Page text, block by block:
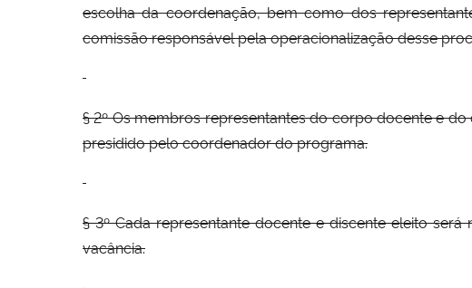
escolha da coordenação, bem como dos
comissão responsável pela operacionalização desse
§ 2º Os membros representantes do corpo docente e
presidido pelo coordenador do programa.
§ 3º Cada representante docente e discente eleito
vacância.